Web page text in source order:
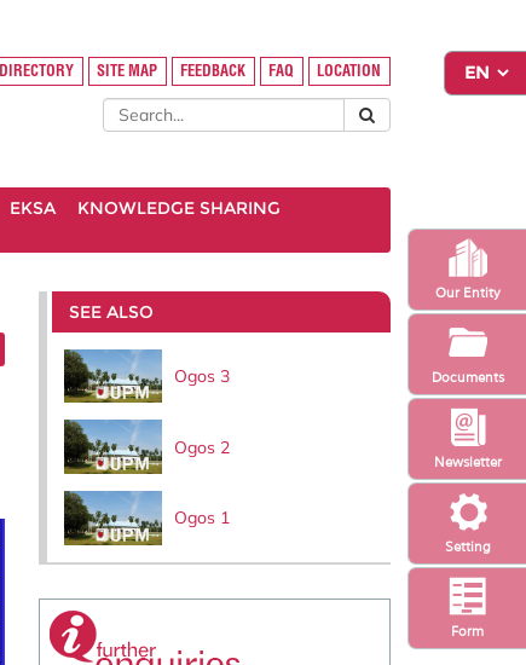
Setting
Newsletter
Form
Our Entity
Documents
DIRECTORY SITE MAP FEEDBACK FAQ LOCATION
EKSA
KNOWLEDGE SHARING
SEE ALSO
Ogos 3
Ogos 2
Ogos 1